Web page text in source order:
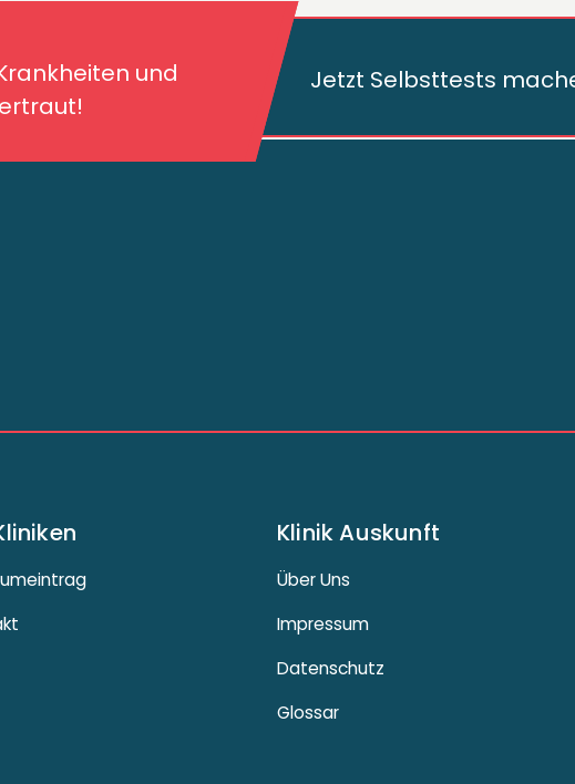
und
und deren
Jetzt Selbsttests
Klinik Auskunft
Über Uns
Impressum
Datenschutz
Glossar